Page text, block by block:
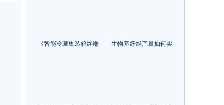
《智能冷藏集装箱终端
生物基纤维产量如何实